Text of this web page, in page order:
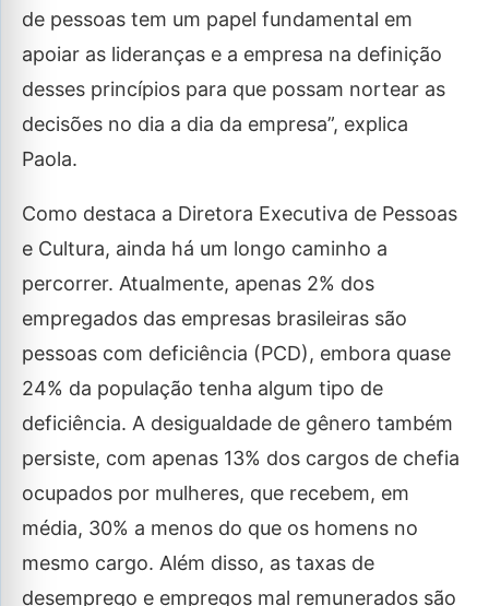
de pessoas tem um papel fundamental em
apoiar as lideranças e a empresa na definição
desses princípios para que possam nortear as
decisões no dia a dia da empresa”, explica
Paola.
Como destaca a Diretora Executiva de Pessoas
e Cultura, ainda há um longo caminho a
percorrer. Atualmente, apenas 2% dos
empregados das empresas brasileiras são
pessoas com deficiência (PCD), embora quase
24% da população tenha algum tipo de
deficiência. A desigualdade de gênero também
persiste, com apenas 13% dos cargos de chefia
ocupados por mulheres, que recebem, em
média, 30% a menos do que os homens no
mesmo cargo. Além disso, as taxas de
desemprego e empregos mal remunerados são